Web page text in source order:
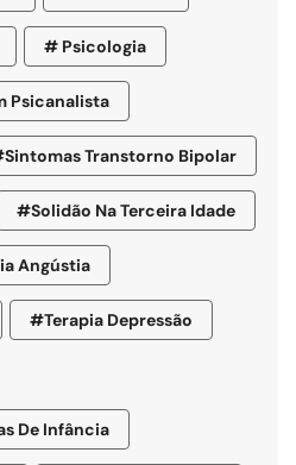
# Psicologia
Psicanalista
Transtorno Bipolar
#Solidão Na Terceira Idade
Angústia
#terapia Depressão
De Infância